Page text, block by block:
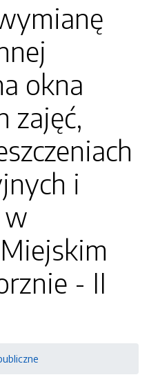
okna
zajęć,
i
w
- II